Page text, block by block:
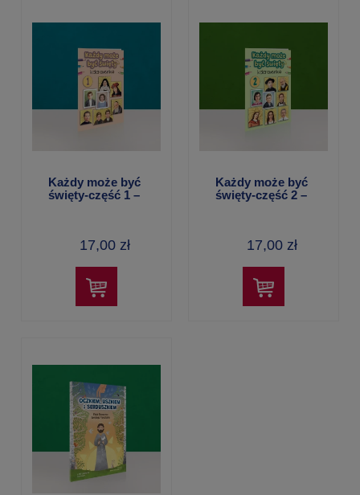
Każdy może być
święty-część 1 –
17,00 zł
Każdy może być
święty-część 2 –
17,00 zł